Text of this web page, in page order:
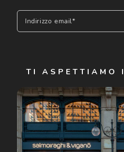
Indirizzo email*
Cliccando su "Iscriviti", confermo
acconsento all'utilizzo dei miei
Luxottica Group S.p.A. per l'invio
ed altre comunicazioni di
Informativa sulla privacyper
TI ASPETTIAMO